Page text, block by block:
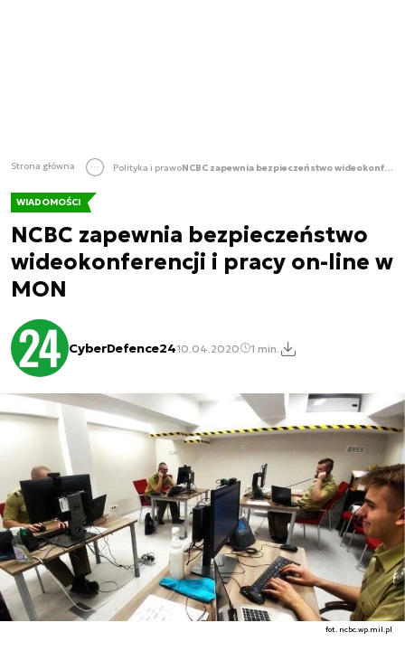
Strona główna Polityka i prawo NCBC zapewnia bezpieczeństwo wideokonferencji i pracy on-line w MON
WIADOMOŚCI
NCBC zapewnia bezpieczeństwo
wideokonferencji i pracy on-line w
MON
CyberDefence2410.04.2020 1 min.
fot. ncbc.wp.mil.pl